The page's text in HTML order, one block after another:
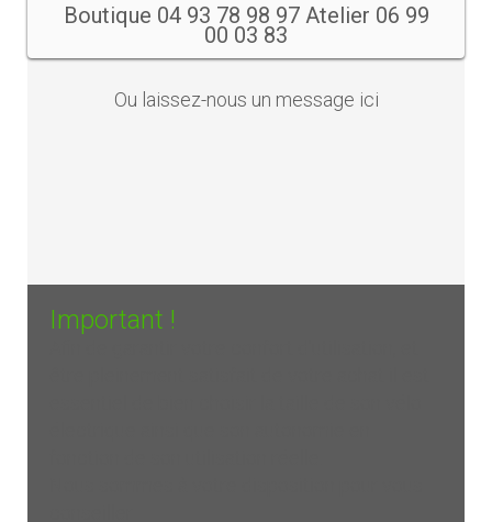
Boutique 04 93 78 98 97 Atelier 06 99
00 03 83
Ou laissez-nous un message ici
Important !